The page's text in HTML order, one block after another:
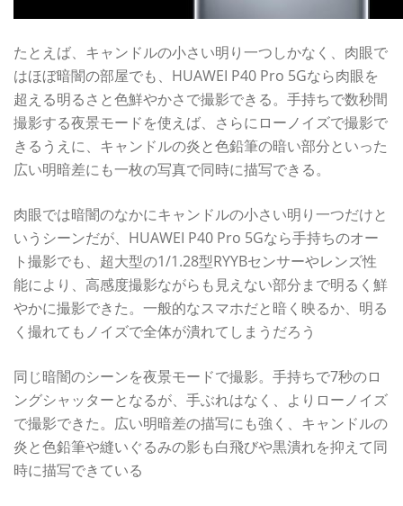
たとえば、キャンドルの小さい明り一つしかなく、肉眼で
はほぼ暗闇の部屋でも、HUAWEI P40 Pro 5Gなら肉眼を
超える明るさと色鮮やかさで撮影できる。手持ちで数秒間
撮影する夜景モードを使えば、さらにローノイズで撮影で
きるうえに、キャンドルの炎と色鉛筆の暗い部分といった
広い明暗差にも一枚の写真で同時に描写できる。
肉眼では暗闇のなかにキャンドルの小さい明り一つだけと
いうシーンだが、HUAWEI P40 Pro 5Gなら手持ちのオー
ト撮影でも、超大型の1/1.28型RYYBセンサーやレンズ性
能により、高感度撮影ながらも見えない部分まで明るく鮮
やかに撮影できた。一般的なスマホだと暗く映るか、明る
く撮れてもノイズで全体が潰れてしまうだろう
同じ暗闇のシーンを夜景モードで撮影。手持ちで7秒のロ
ングシャッターとなるが、手ぶれはなく、よりローノイズ
で撮影できた。広い明暗差の描写にも強く、キャンドルの
炎と色鉛筆や縫いぐるみの影も白飛びや黒潰れを抑えて同
時に描写できている